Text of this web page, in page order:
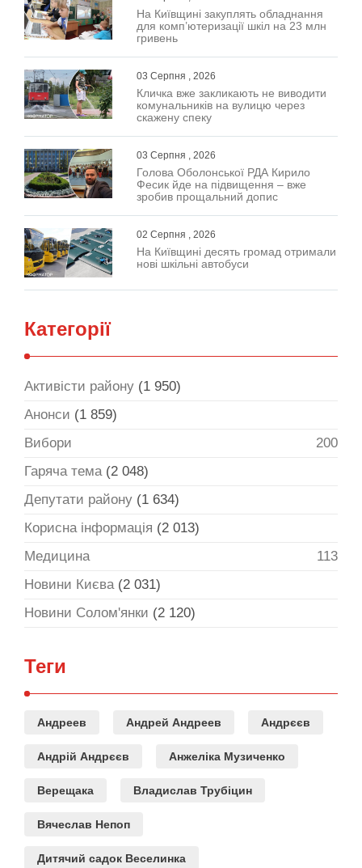
На Київщині закуплять обладнання
для комп’ютеризації шкіл на 23 млн
гривень
03 Серпня , 2026
Кличка вже закликають не виводити
комунальників на вулицю через
скажену спеку
03 Серпня , 2026
Голова Оболонської РДА Кирило
Фесик йде на підвищення – вже
зробив прощальний допис
02 Серпня , 2026
На Київщині десять громад отримали
нові шкільні автобуси
Категорії
Активісти району (1 950)
Анонси (1 859)
Вибори
200
Гаряча тема(2 048)
Депутати району (1 634)
Корисна інформація (2 013)
Медицина
113
Новини Києва(2 031)
Новини Солом'янки (2 120)
Теги
Андреев Андрей Андреев Андрєєв
Андрій Андрєєв Анжеліка Музиченко
Верещака Владислав Трубіцин
Вячеслав Непоп
Дитячий садок Веселинка